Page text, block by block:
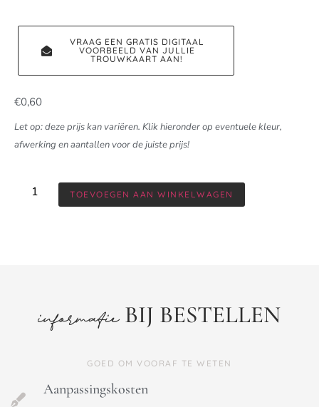
VRAAG EEN GRATIS DIGITAAL
VOORBEELD VAN JULLIE
TROUWKAART AAN!
€0,60
Let op: deze prijs kan variëren. Klik hieronder op eventuele kleur,
afwerking en aantallen voor de juiste prijs!
TOEVOEGEN AAN WINKELWAGEN
informatieBIJ BESTELLEN
GOED OM VOORAF TE WETEN
Aanpassingskosten